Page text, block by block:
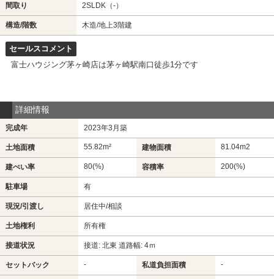
間取り 2SLDK（-）
構造/階数 木造/地上3階建
セールスコメント
富士ハウジング茅ヶ崎店は茅ヶ崎駅南口徒歩1分です
詳細情報
完成年 2023年3月築
土地面積 55.82m² 建物面積 81.04m2
建ぺい率 80(%) 容積率 200(%)
駐車場 有
現況/引渡し 居住中/相談
土地権利 所有権
接道状況 接道: 北東 道路幅: 4ｍ
セットバック - 私道負担面積 -